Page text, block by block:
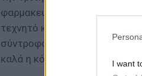
I want
φαρμακευτική αγωγή της,
τεχνητό κώμα. Τα πρώτα της
σύντροφό της, που
καλά η κόρη της.